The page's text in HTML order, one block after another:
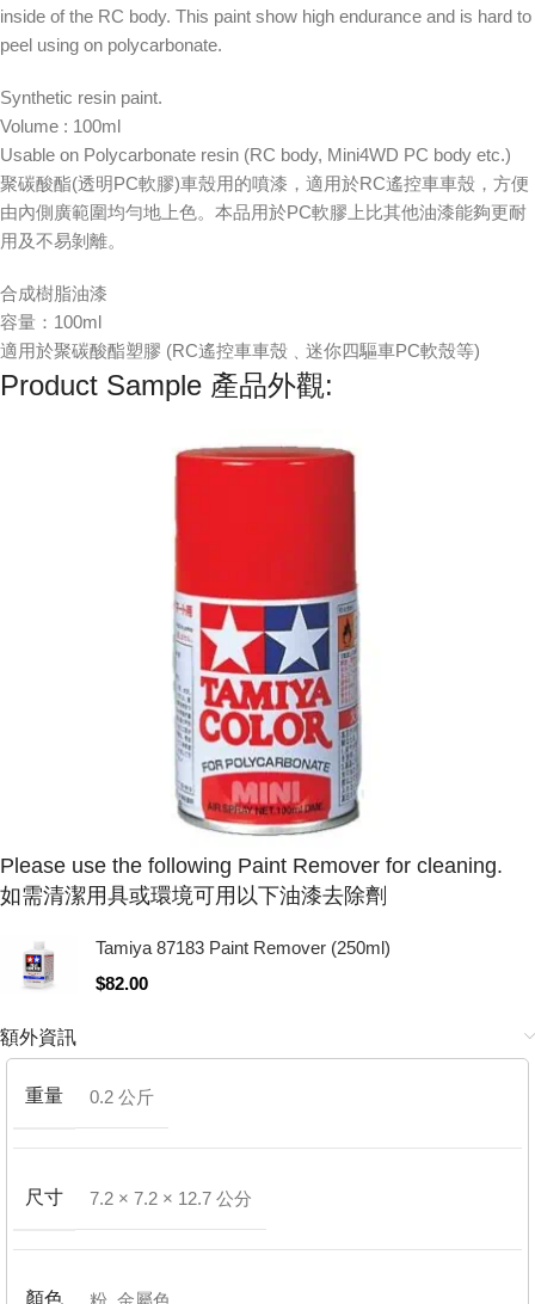
inside of the RC body. This paint show high endurance and is hard to
peel using on polycarbonate.
Synthetic resin paint.
Volume : 100ml
Usable on Polycarbonate resin (RC body, Mini4WD PC body etc.)
聚碳酸酯(透明PC軟膠)車殼用的噴漆，適用於RC遙控車車殼，方便
由內側廣範圍均勻地上色。本品用於PC軟膠上比其他油漆能夠更耐
用及不易剝離。
合成樹脂油漆
容量：100ml
適用於聚碳酸酯塑膠 (RC遙控車車殼﹑迷你四驅車PC軟殼等)
Product Sample 產品外觀:
Please use the following Paint Remover for cleaning.
如需清潔用具或環境可用以下油漆去除劑
Tamiya 87183 Paint Remover (250ml)
$82.00
額外資訊
重量 0.2 公斤
尺寸 7.2 × 7.2 × 12.7 公分
顏色